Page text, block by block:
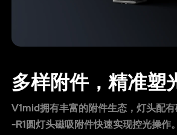
多样附件，精准塑
V1mid拥有丰富的附件生态，灯头配
-R1圆灯头磁吸附件快速实现控光操作